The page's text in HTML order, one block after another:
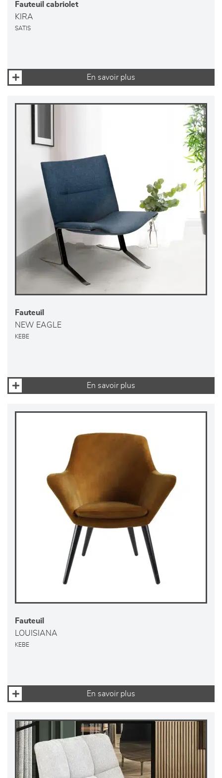
Fauteuil cabriolet
KIRA
SATIS
En savoir plus
Fauteuil
NEW EAGLE
KEBE
En savoir plus
Fauteuil
LOUISIANA
KEBE
En savoir plus